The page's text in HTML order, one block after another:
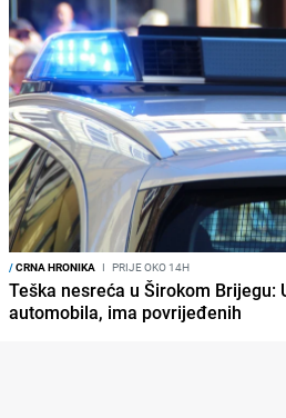
/CRNA HRONIKA I PRIJE OKO 14H
Teška nesreća u Širokom Brijegu:
automobila, ima povrijeđenih